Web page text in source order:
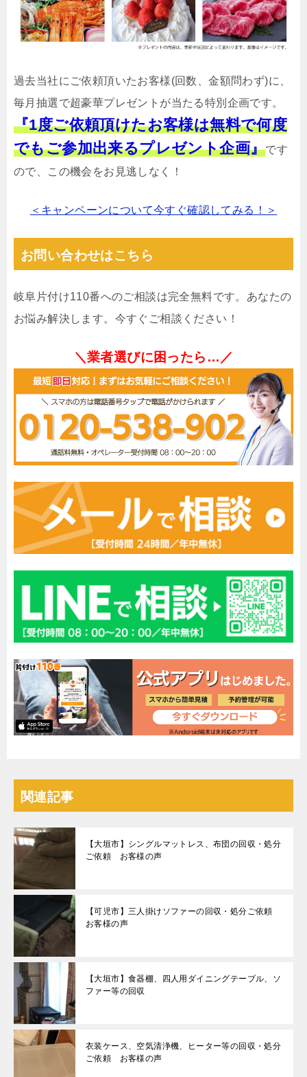
過去当社にご依頼頂いたお客様(回数、金額問わず)に、
毎月抽選で超豪華プレゼントが当たる特別企画です。
『1度ご依頼頂けたお客様は無料で何度
でもご参加出来るプレゼント企画』です
ので、この機会をお見逃しなく！
＜キャンペーンについて今すぐ確認してみる！＞
お問い合わせはこちら
岐阜片付け110番へのご相談は完全無料です。あなたの
お悩み解決します。今すぐご相談ください！
＼業者選びに困ったら…／
関連記事
【大垣市】シングルマットレス、布団の回収・処分
ご依頼 お客様の声
【可児市】三人掛けソファーの回収・処分ご依頼
お客様の声
【大垣市】食器棚、四人用ダイニングテーブル、ソ
ファー等の回収
衣装ケース、空気清浄機、ヒーター等の回収・処分
ご依頼 お客様の声